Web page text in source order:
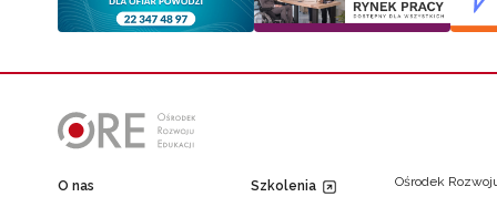
O nas Szkolenia
Ośrodek